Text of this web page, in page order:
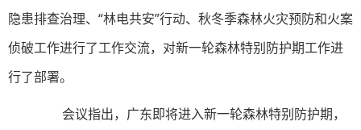
隐患排查治理、“林电共安”行动、秋冬季森林火灾预防和火案
侦破工作进行了工作交流，对新一轮森林特别防护期工作进
行了部署。
会议指出，广东即将进入新一轮森林特别防护期，